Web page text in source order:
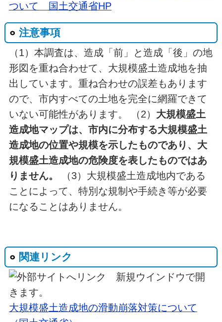
ついて 国土交通省HP
注意事項
（1）本調査は、造成「前」と造成「後」の地
形図を重ね合わせて、大規模盛土造成地を抽
出しています。重ね合わせの誤差もあります
ので、市内すべての土地を完全に網羅できて
いない可能性があります。 （2） 大規模盛土
造成地マップは、市内に分布する大規模盛土
造成地の位置や規模を示したものであり、大
規模盛土造成地の危険度を表したものではあ
りません。
（3）大規模盛土造成地内である
ことによって、特別な規制や手続き等が必要
になることはありません。
関連リンク
大規模盛土造成地の滑動崩落対策について